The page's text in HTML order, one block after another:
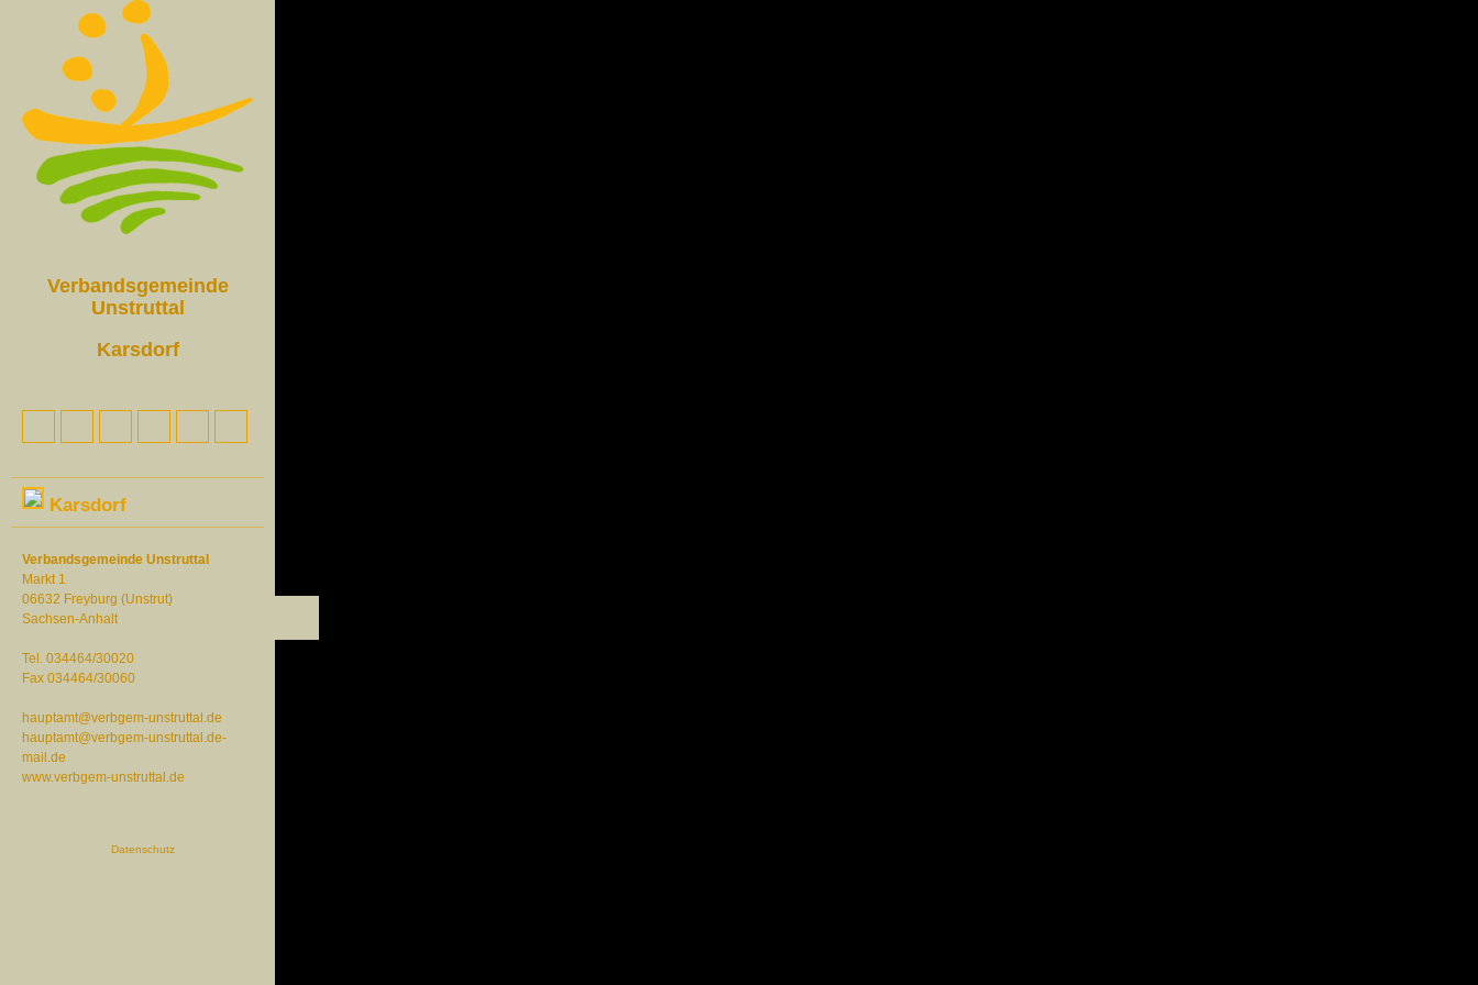
Verbandsgemeinde
Unstruttal
Karsdorf
Karsdorf
Verbandsgemeinde Unstruttal
Markt 1
06632 Freyburg (Unstrut)
Sachsen-Anhalt
Tel. 034464/30020
Fax 034464/30060
hauptamt@verbgem-unstruttal.de
hauptamt@verbgem-unstruttal.de-
mail.de
www.verbgem-unstruttal.de
Datenschutz